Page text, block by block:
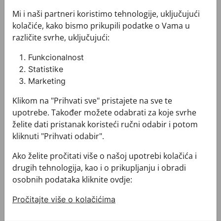
Prsluk i svečana kravata CROATA Festum
Prsluk i svečana kravata CROATA Festum
165,00 €
Prsluk i svečana kravata
165,00 €
Prsluk i svečana kravata CROATA Festum
Mi i naši partneri koristimo tehnologije, uključujući
kolačiće, kako bismo prikupili podatke o Vama u
različite svrhe, uključujući:
Funkcionalnost
Statistike
Marketing
Klikom na "Prihvati sve" pristajete na sve te
upotrebe. Također možete odabrati za koje svrhe
želite dati pristanak koristeći ručni odabir i potom
kliknuti "Prihvati odabir".
Ako želite pročitati više o našoj upotrebi kolačića i
drugih tehnologija, kao i o prikupljanju i obradi
osobnih podataka kliknite ovdje:
Pročitajte više o kolačićima